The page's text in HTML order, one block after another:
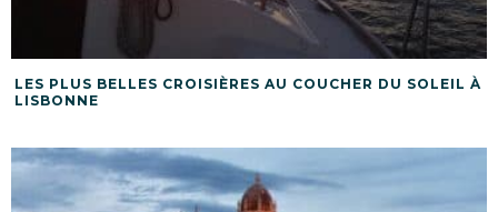
LES PLUS BELLES CROISIÈRES AU COUCHER DU SOLEIL À
LISBONNE